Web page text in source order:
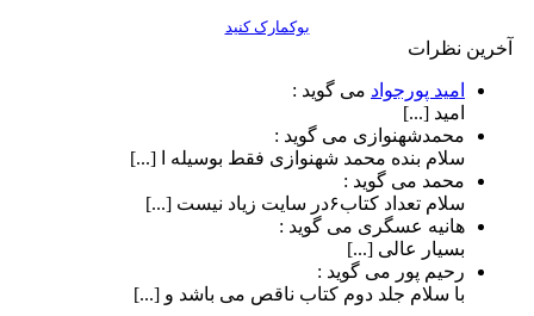
بوکمارک کنید
آخرین نظرات
امید پورجواد می گوید :
امید [...]
محمدشهنوازی می گوید :
سلام بنده محمد شهنوازی فقط بوسیله ا [...]
محمد می گوید :
سلام تعداد کتاب۶در سایت زیاد نیست [...]
هانیه عسگری می گوید :
بسیار عالی [...]
رحیم پور می گوید :
با سلام جلد دوم کتاب ناقص می باشد و [...]